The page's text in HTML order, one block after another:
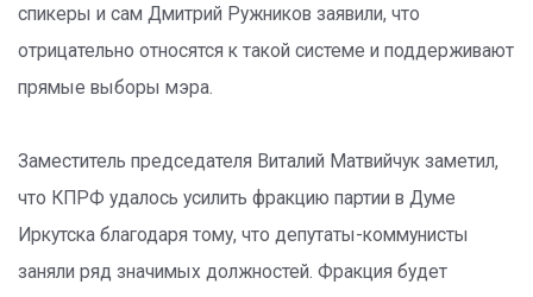
спикеры и сам Дмитрий Ружников заявили, что
отрицательно относятся к такой системе и поддерживают
прямые выборы мэра.
Заместитель председателя Виталий Матвийчук заметил,
что КПРФ удалось усилить фракцию партии в Думе
Иркутска благодаря тому, что депутаты-коммунисты
заняли ряд значимых должностей. Фракция будет